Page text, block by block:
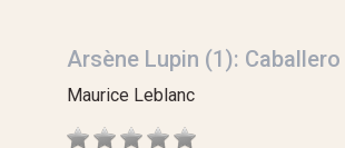
Arsène Lupin (1):
Maurice Leblanc